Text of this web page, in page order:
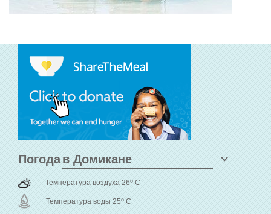
Погода
Температура воздуха 26o C
Температура воды 25o C